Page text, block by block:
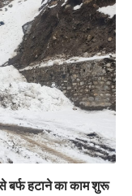
बर्फ हटाने का काम शुरू